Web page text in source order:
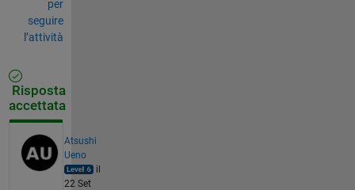
per
seguire
l’attività
Risposta
accettata
Atsushi
Ueno
il
22 Set